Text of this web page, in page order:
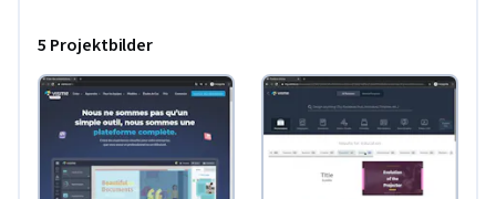
5 Projektbilder